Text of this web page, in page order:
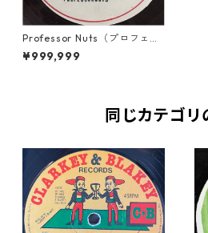
Professor Nuts（プロフェッ
サーナッツ） - Woman Deh Y
ah【7'】
¥999,999
同じカテゴ